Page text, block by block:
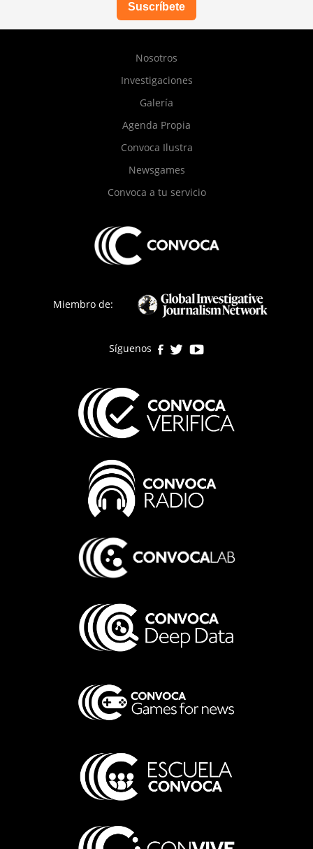
Suscríbete
Nosotros
Investigaciones
Galería
Agenda Propia
Convoca Ilustra
Newsgames
Convoca a tu servicio
Miembro de:
Síguenos